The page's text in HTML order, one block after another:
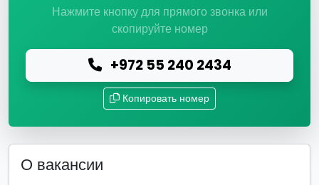
Нажмите кнопку для прямого звонка или
скопируйте номер
+972 55 240 2434
Копировать номер
О вакансии